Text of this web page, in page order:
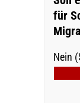
für
Nein